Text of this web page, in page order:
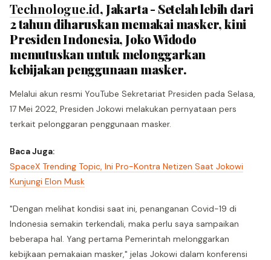
Technologue.id, Jakarta - Setelah lebih dari
2 tahun diharuskan memakai masker, kini
Presiden Indonesia, Joko Widodo
memutuskan untuk melonggarkan
kebijakan penggunaan masker.
Melalui akun resmi YouTube Sekretariat Presiden pada Selasa,
17 Mei 2022, Presiden Jokowi melakukan pernyataan pers
terkait pelonggaran penggunaan masker.
Baca Juga:
SpaceX Trending Topic, Ini Pro-Kontra Netizen Saat Jokowi
Kunjungi Elon Musk
"Dengan melihat kondisi saat ini, penanganan Covid-19 di
Indonesia semakin terkendali, maka perlu saya sampaikan
beberapa hal. Yang pertama Pemerintah melonggarkan
kebijkaan pemakaian masker," jelas Jokowi dalam konferensi